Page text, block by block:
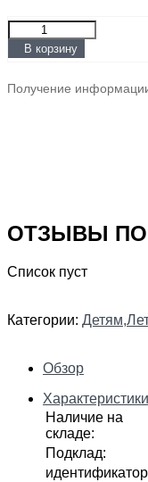
В корзину
Получение
ОТЗЫВЫ
Список пуст
Категории: Детям,
Обзор
Характеристики
Наличие на
складе:
Подклад:
идентификатор